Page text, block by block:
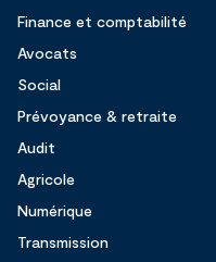
Finance et comptabilité
Avocats
Social
Prévoyance & retraite
Audit
Agricole
Numérique
Transmission